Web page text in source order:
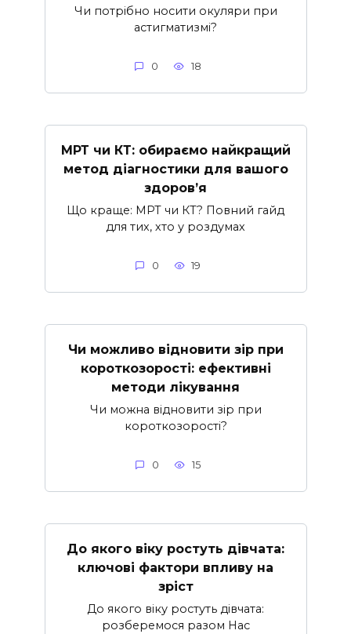
Чи потрібно носити окуляри при
астигматизмі?
0 18
МРТ чи КТ: обираємо найкращий
метод діагностики для вашого
здоров’я
Що краще: МРТ чи КТ? Повний гайд
для тих, хто у роздумах
0 19
Чи можливо відновити зір при
короткозорості: ефективні
методи лікування
Чи можна відновити зір при
короткозорості?
0 15
До якого віку ростуть дівчата:
ключові фактори впливу на
зріст
До якого віку ростуть дівчата:
розберемося разом Нас